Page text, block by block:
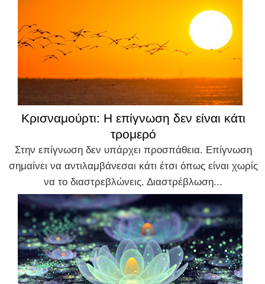
Κρισναμούρτι: Η επίγνωση δεν είναι κάτι
τρομερό
Στην επίγνωση δεν υπάρχει προσπάθεια. Επίγνωση
σημαίνει να αντιλαμβάνεσαι κάτι έτσι όπως είναι χωρίς
να το διαστρεβλώνεις. Διαστρέβλωση...